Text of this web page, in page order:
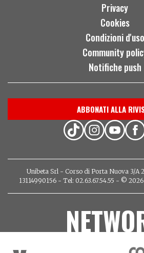
Privacy
Cookies
Condizioni d'uso
Community
Notifiche push
ABBONATI ALLA
Unibeta Srl - Corso di Porta Nuova 3/A
13114990156 - Tel: 02.63.67.54.55 - ©